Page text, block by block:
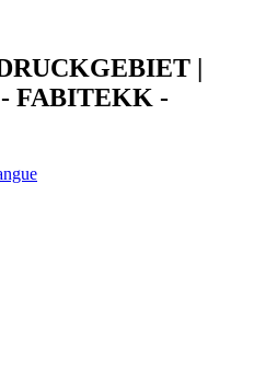
|
FABITEKK -